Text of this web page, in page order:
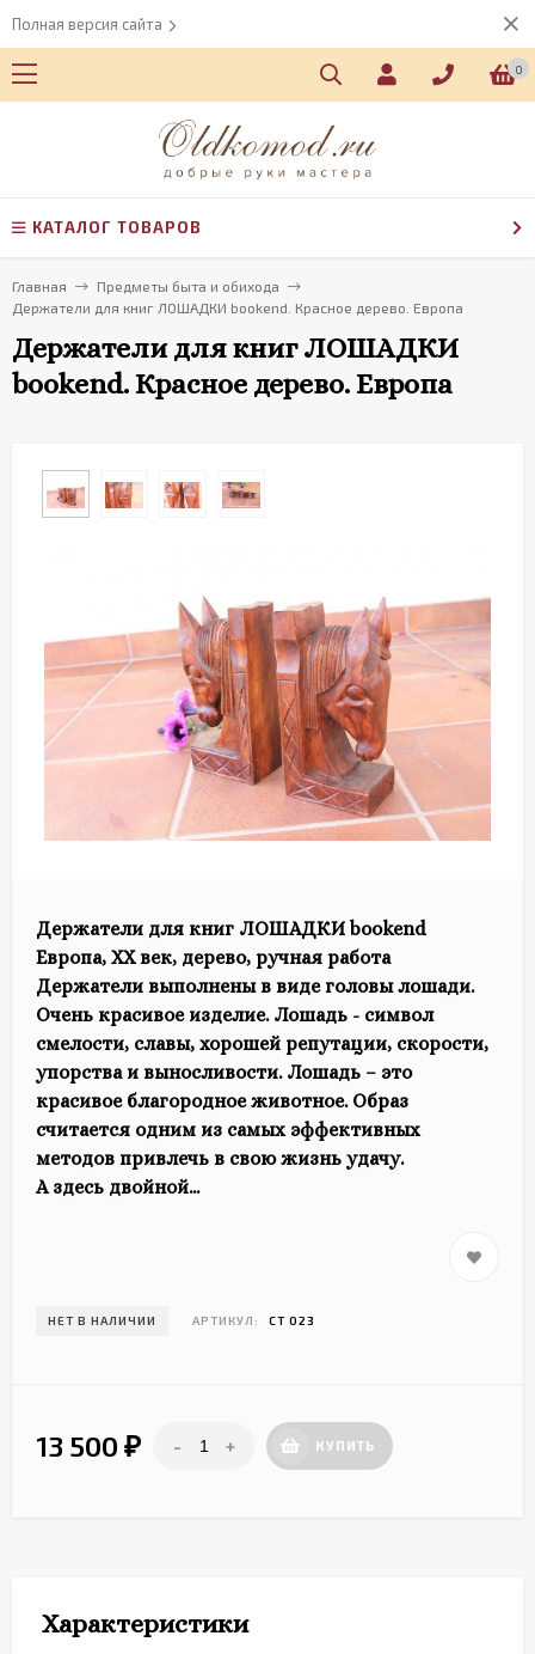
Полная версия сайта
0
КАТАЛОГ ТОВАРОВ
Главная
Предметы быта и обихода
Держатели для книг ЛОШАДКИ bookend. Красное дерево. Европа
Держатели для книг ЛОШАДКИ
bookend. Красное дерево. Европа
Держатели для книг ЛОШАДКИ bookend
Европа, ХХ век, дерево, ручная работа
Держатели выполнены в виде головы лошади.
Очень красивое изделие. Лошадь - символ
смелости, славы, хорошей репутации, скорости,
упорства и выносливости. Лошадь – это
красивое благородное животное. Образ
считается одним из самых эффективных
методов привлечь в свою жизнь удачу.
А здесь двойной...
НЕТ В НАЛИЧИИ АРТИКУЛ: СТ 023
13 500 ₽ - + КУПИТЬ
Характеристики